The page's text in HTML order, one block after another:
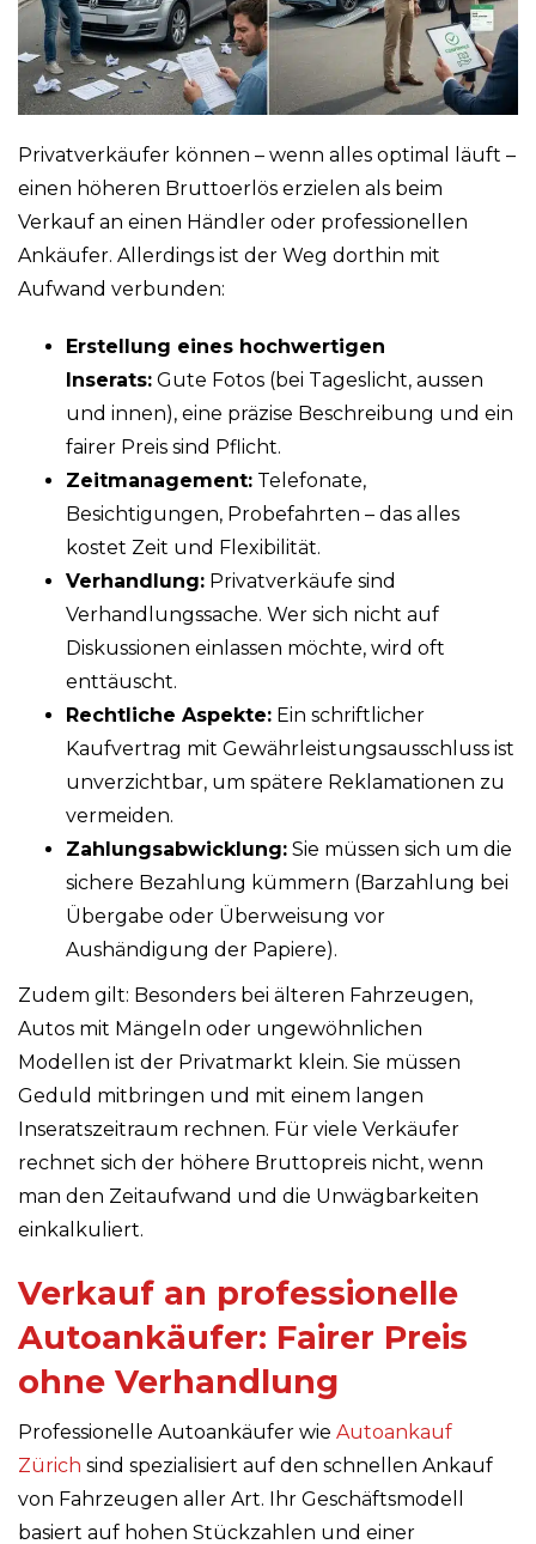
Privatverkäufer können – wenn alles optimal läuft –
einen höheren Bruttoerlös erzielen als beim
Verkauf an einen Händler oder professionellen
Ankäufer. Allerdings ist der Weg dorthin mit
Aufwand verbunden:
Erstellung eines hochwertigen
Inserats: Gute Fotos (bei Tageslicht, aussen
und innen), eine präzise Beschreibung und ein
fairer Preis sind Pflicht.
Zeitmanagement: Telefonate,
Besichtigungen, Probefahrten – das alles
kostet Zeit und Flexibilität.
Verhandlung: Privatverkäufe sind
Verhandlungssache. Wer sich nicht auf
Diskussionen einlassen möchte, wird oft
enttäuscht.
Rechtliche Aspekte: Ein schriftlicher
Kaufvertrag mit Gewährleistungsausschluss ist
unverzichtbar, um spätere Reklamationen zu
vermeiden.
Zahlungsabwicklung: Sie müssen sich um die
sichere Bezahlung kümmern (Barzahlung bei
Übergabe oder Überweisung vor
Aushändigung der Papiere).
Zudem gilt: Besonders bei älteren Fahrzeugen,
Autos mit Mängeln oder ungewöhnlichen
Modellen ist der Privatmarkt klein. Sie müssen
Geduld mitbringen und mit einem langen
Inseratszeitraum rechnen. Für viele Verkäufer
rechnet sich der höhere Bruttopreis nicht, wenn
man den Zeitaufwand und die Unwägbarkeiten
einkalkuliert.
Verkauf an professionelle
Autoankäufer: Fairer Preis
ohne Verhandlung
Professionelle Autoankäufer wie Autoankauf
Zürich sind spezialisiert auf den schnellen Ankauf
von Fahrzeugen aller Art. Ihr Geschäftsmodell
basiert auf hohen Stückzahlen und einer